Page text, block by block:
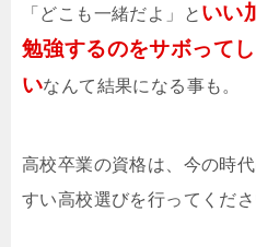
「どこも一緒だよ」と いい
勉強するのをサボって
いなんて結果になる事も。
高校卒業の資格は、今の時
すい高校選びを行ってくださ